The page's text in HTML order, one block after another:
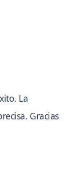
La
Gracias